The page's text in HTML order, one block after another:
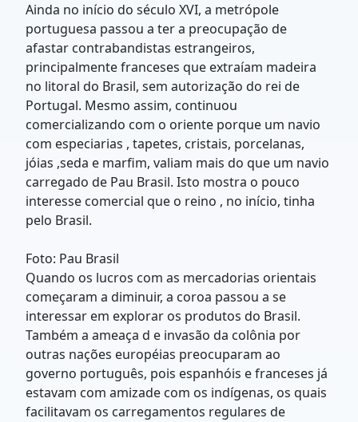
Ainda no início do século XVI, a metrópole
portuguesa passou a ter a preocupação de
afastar contrabandistas estrangeiros,
principalmente franceses que extraíam madeira
no litoral do Brasil, sem autorização do rei de
Portugal. Mesmo assim, continuou
comercializando com o oriente porque um navio
com especiarias , tapetes, cristais, porcelanas,
jóias ,seda e marfim, valiam mais do que um navio
carregado de Pau Brasil. Isto mostra o pouco
interesse comercial que o reino , no início, tinha
pelo Brasil.
Foto: Pau Brasil
Quando os lucros com as mercadorias orientais
começaram a diminuir, a coroa passou a se
interessar em explorar os produtos do Brasil.
Também a ameaça d e invasão da colônia por
outras nações européias preocuparam ao
governo português, pois espanhóis e franceses já
estavam com amizade com os indígenas, os quais
facilitavam os carregamentos regulares de